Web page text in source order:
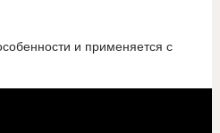
и применяется с